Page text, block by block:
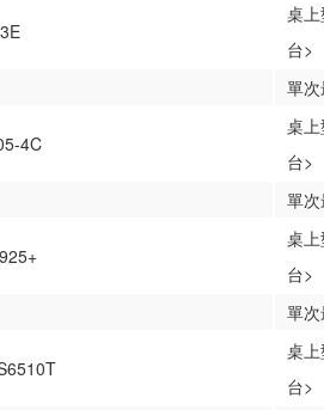
桌
台>
單
4C
桌
台>
單
桌
台>
單
桌
台>